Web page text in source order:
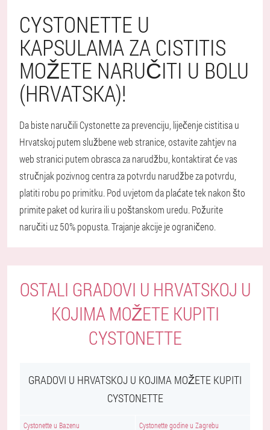
CYSTONETTE U
KAPSULAMA ZA CISTITIS
MOŽETE NARUČITI U BOLU
(HRVATSKA)!
Da biste naručili Cystonette za prevenciju, liječenje cistitisa u
Hrvatskoj putem službene web stranice, ostavite zahtjev na
web stranici putem obrasca za narudžbu, kontaktirat će vas
stručnjak pozivnog centra za potvrdu narudžbe za potvrdu,
platiti robu po primitku. Pod uvjetom da plaćate tek nakon što
primite paket od kurira ili u poštanskom uredu. Požurite
naručiti uz 50% popusta. Trajanje akcije je ograničeno.
OSTALI GRADOVI U HRVATSKOJ U
KOJIMA MOŽETE KUPITI
CYSTONETTE
GRADOVI U HRVATSKOJ U KOJIMA MOŽETE KUPITI
CYSTONETTE
Cystonette u Bazenu Cystonette godine u Zagrebu